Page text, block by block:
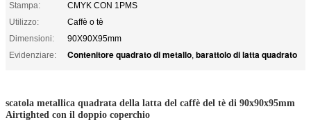
Stampa:
CMYK CON 1PMS
Utilizzo:
Caffè o tè
Dimensioni:
90X90X95mm
Evidenziare:
Contenitore quadrato di metallo, barattolo di latta quadrato
scatola metallica quadrata della latta del caffè del tè di 90x90x95mm
Airtighted con il doppio coperchio